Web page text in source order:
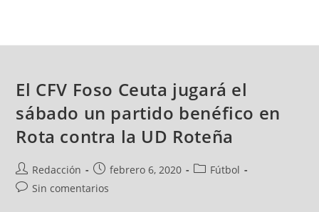
El CFV Foso Ceuta jugará el
sábado un partido benéfico en
Rota contra la UD Roteña
Redacción febrero 6, 2020
Fútbol
Sin comentarios